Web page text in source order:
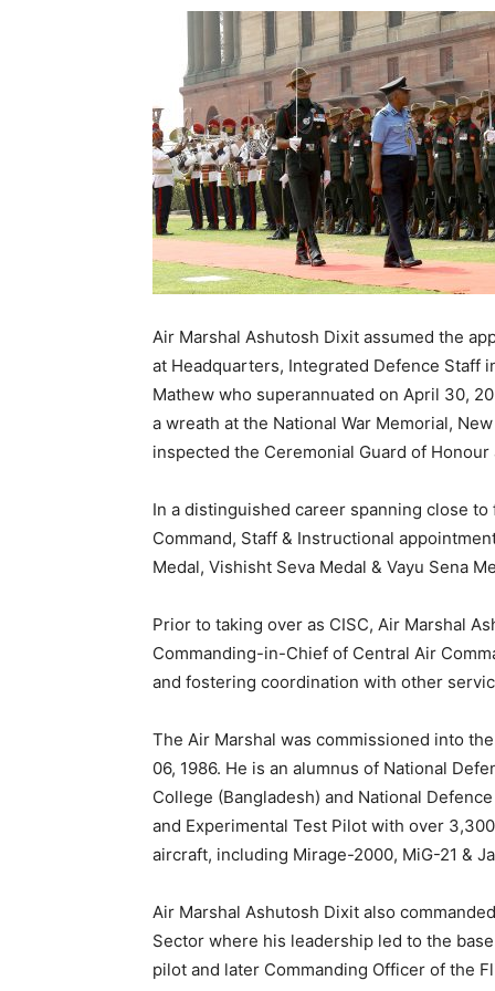
Air Marshal Ashutosh Dixit assumed the
at Headquarters, Integrated Defence Staff
Mathew who superannuated on April 30,
a wreath at the National War Memorial,
inspected the Ceremonial Guard of
In a distinguished career spanning close
Command, Staff & Instructional
Medal, Vishisht Seva Medal & Vayu Sena
Prior to taking over as CISC, Air Marshal
Commanding-in-Chief of Central Air
and fostering coordination with other
The Air Marshal was commissioned into
06, 1986. He is an alumnus of National
College (Bangladesh) and National
and Experimental Test Pilot with over
aircraft, including Mirage-2000, MiG-21 &
Air Marshal Ashutosh Dixit also
Sector where his leadership led to the
pilot and later Commanding Officer of the